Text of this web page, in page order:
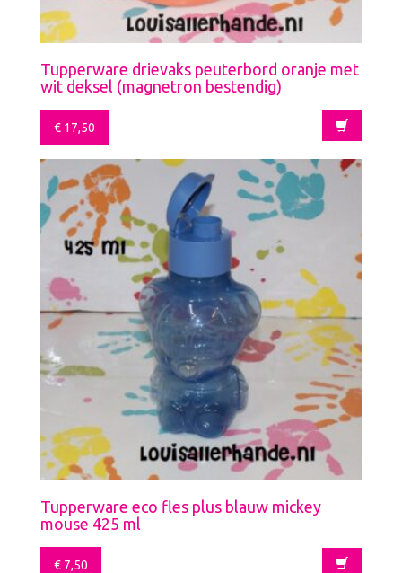
Tupperware drievaks peuterbord oranje met
wit deksel (magnetron bestendig)
€ 17,50
Tupperware eco fles plus blauw mickey
mouse 425 ml
€ 7,50